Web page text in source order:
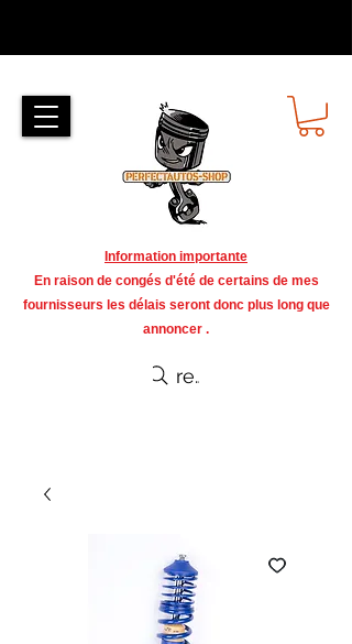
recherche
Information importante
En raison de congés d'été de certains de mes
fournisseurs les délais seront donc plus long que
annoncer .